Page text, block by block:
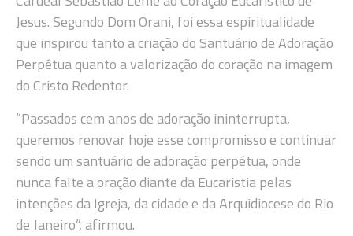
Jesus. Segundo Dom Orani, foi essa espiritualidade
que inspirou tanto a criação do Santuário de Adoração
Perpétua quanto a valorização do coração na imagem
do Cristo Redentor.
“Passados cem anos de adoração ininterrupta,
queremos renovar hoje esse compromisso e continuar
sendo um santuário de adoração perpétua, onde
nunca falte a oração diante da Eucaristia pelas
intenções da Igreja, da cidade e da Arquidiocese do Rio
de Janeiro”, afirmou.